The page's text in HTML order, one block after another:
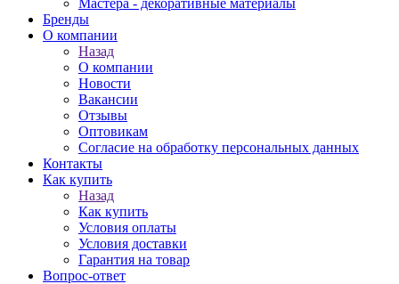
Мастера - декоративные материалы
Бренды
О компании
Назад
О компании
Новости
Вакансии
Отзывы
Оптовикам
Cогласие на обработку персональных данных
Контакты
Как купить
Назад
Как купить
Условия оплаты
Условия доставки
Гарантия на товар
Вопрос-ответ